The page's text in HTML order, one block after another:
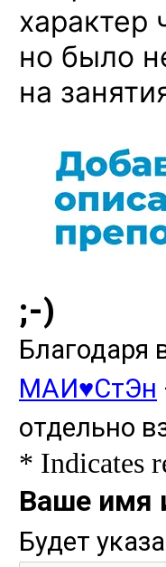
характер
но было
на